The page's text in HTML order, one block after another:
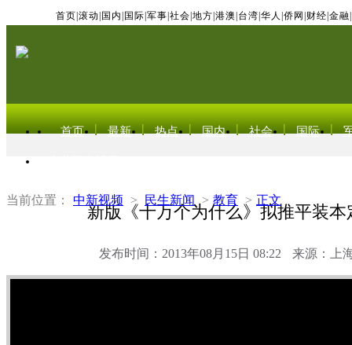
首页 滚动 国内 国际 军事 社会 地方 港澳 台湾 华人 侨网 财经 金融
首页 最新 热点 国内 社会 国际
当前位置： 中新视频 > 民生新闻 > 教育 > 正文
新版《十万个为什么》拟推平装本
发布时间：2013年08月15日 08:22 来源：上